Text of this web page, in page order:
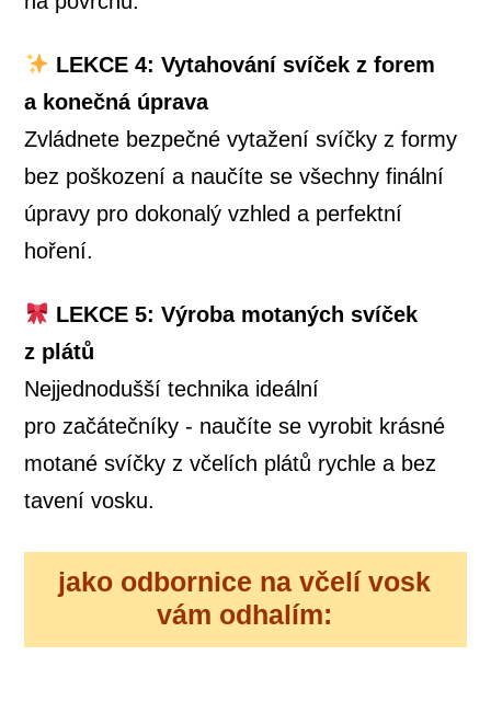
LEKCE 4: Vytahování svíček z forem
a konečná úprava
Zvládnete bezpečné vytažení svíčky z formy
bez poškození a naučíte se všechny finální
úpravy pro dokonalý vzhled a perfektní
hoření.
LEKCE 5: Výroba motaných svíček
z plátů
Nejjednodušší technika ideální
pro začátečníky - naučíte se vyrobit krásné
motané svíčky z včelích plátů rychle a bez
tavení vosku.
jako odbornice na včelí vosk
vám odhalím: